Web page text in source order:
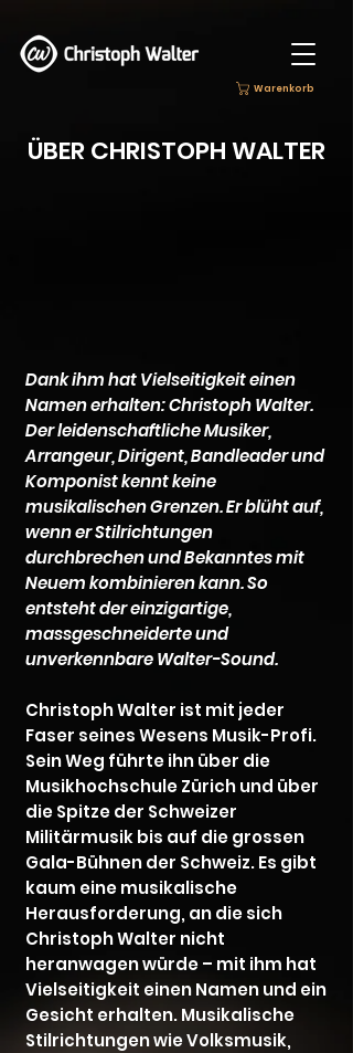
Warenkorb
ÜBER CHRISTOPH WALTER
Dank ihm hat Vielseitigkeit einen
Namen erhalten: Christoph Walter.
Der leidenschaftliche Musiker,
Arrangeur, Dirigent, Bandleader und
Komponist kennt keine
musikalischen Grenzen. Er blüht auf,
wenn er Stilrichtungen
durchbrechen und Bekanntes mit
Neuem kombinieren kann. So
entsteht der einzigartige,
massgeschneiderte und
unverkennbare Walter-Sound.
Christoph Walter ist mit jeder
Faser seines Wesens Musik-Profi.
Sein Weg führte ihn über die
Musikhochschule Zürich und über
die Spitze der Schweizer
Militärmusik bis auf die grossen
Gala-Bühnen der Schweiz. Es gibt
kaum eine musikalische
Herausforderung, an die sich
Christoph Walter nicht
heranwagen würde – mit ihm hat
Vielseitigkeit einen Namen und ein
Gesicht erhalten. Musikalische
Stilrichtungen wie Volksmusik,